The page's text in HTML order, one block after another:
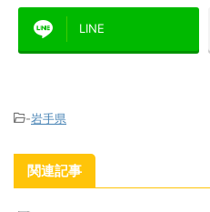
LINE
-岩手県
関連記事